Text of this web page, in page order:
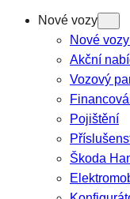
Nové vozy
Nové
Akční
Vozový
Pojištění
Škoda